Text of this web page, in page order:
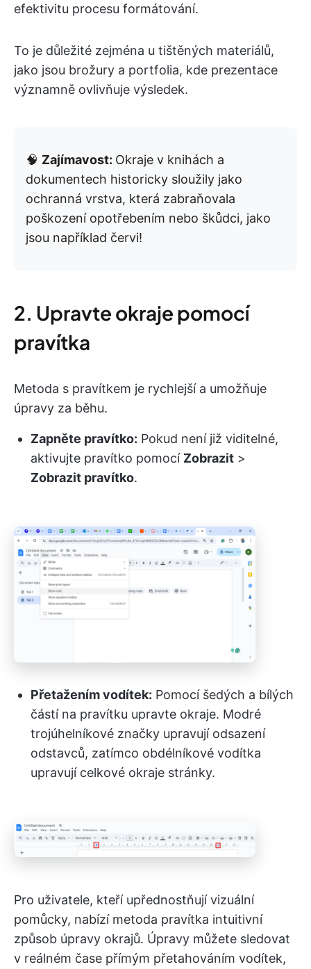
efektivitu procesu formátování.
To je důležité zejména u tištěných materiálů,
jako jsou brožury a portfolia, kde prezentace
významně ovlivňuje výsledek.
🧠 Zajímavost: Okraje v knihách a
dokumentech historicky sloužily jako
ochranná vrstva, která zabraňovala
poškození opotřebením nebo škůdci, jako
jsou například červi!
2. Upravte okraje pomocí
pravítka
Metoda s pravítkem je rychlejší a umožňuje
úpravy za běhu.
Zapněte pravítko: Pokud není již viditelné,
aktivujte pravítko pomocí Zobrazit >
Zobrazit pravítko.
Přetažením vodítek: Pomocí šedých a bílých
částí na pravítku upravte okraje. Modré
trojúhelníkové značky upravují odsazení
odstavců, zatímco obdélníkové vodítka
upravují celkové okraje stránky.
Pro uživatele, kteří upřednostňují vizuální
pomůcky, nabízí metoda pravítka intuitivní
způsob úpravy okrajů. Úpravy můžete sledovat
v reálném čase přímým přetahováním vodítek,